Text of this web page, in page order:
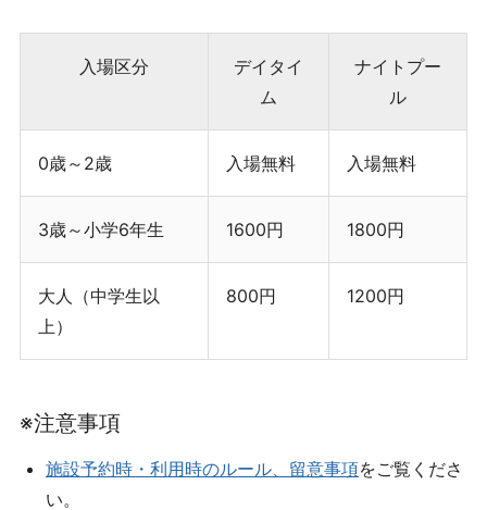
入場区分
デイタイ
ム
ナイトプー
ル
0歳～2歳 入場無料 入場無料
3歳～小学6年生 1600円 1800円
大人（中学生以
上）
800円 1200円
※注意事項
施設予約時・利用時のルール、留意事項をご覧くださ
い。